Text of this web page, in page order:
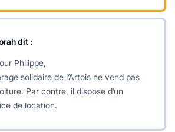
dit :
Philippe,
solidaire de l’Artois ne vend pas
Par contre, il dispose d’un
de location.